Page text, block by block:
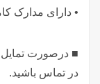
• دارای مدارک
■ درصورت تمایل
در تماس باشید.